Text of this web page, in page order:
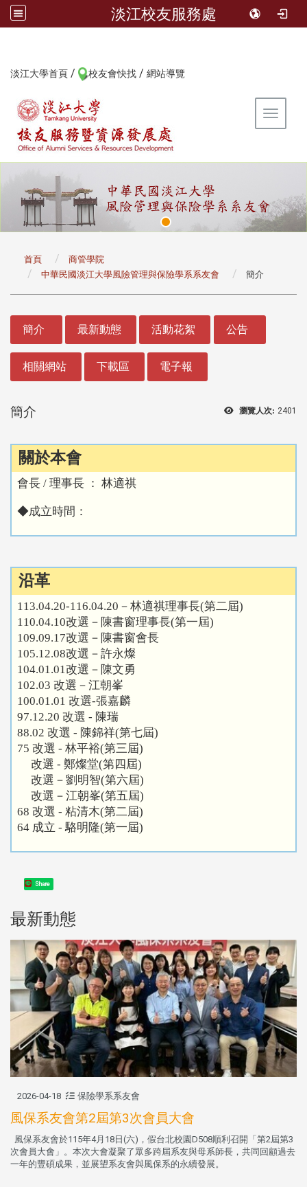
淡江校友服務處
淡江大學首頁 / 校友會快找 / 網站導覽
Toggle
首頁
商管學院
中華民國淡江大學風險管理與保險學系系友會
簡介
簡介 最新動態 活動花絮 公告
相關網站 下載區 電子報
瀏覽人次: 2401
簡介
關於本會
會長 / 理事長 ： 林適祺
◆成立時間：
沿革
113.04.20-116.04.20－林適祺理事長(第二屆)
110.04.10改選－陳書窗理事長(第一屆)
109.09.17改選－陳書窗會長
105.12.08改選－許永燦
104.01.01改選－陳文勇
102.03 改選－江朝峯
100.01.01 改選-張嘉麟
97.12.20 改選 - 陳瑞
88.02 改選 - 陳錦祥(第七屆)
75 改選 - 林平裕(第三屆)
改選 - 鄭燦堂(第四屆)
改選－劉明智(第六屆)
改選－江朝峯(第五屆)
68 改選 - 粘清木(第二屆)
64 成立 - 駱明隆(第一屆)
Share
最新動態
2026-04-18 保險學系系友會
風保系友會第2屆第3次會員大會
風保系友會於115年4月18日(六)，假台北校園D508順利召開「第2屆第3
次會員大會」。本次大會凝聚了眾多跨屆系友與母系師長，共同回顧過去
一年的豐碩成果，並展望系友會與風保系的永續發展。